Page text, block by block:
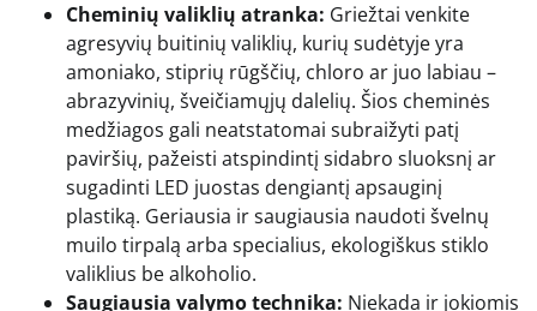
Cheminių valiklių atranka: Griežtai venkite
agresyvių buitinių valiklių, kurių sudėtyje yra
amoniako, stiprių rūgščių, chloro ar juo labiau –
abrazyvinių, šveičiamųjų dalelių. Šios cheminės
medžiagos gali neatstatomai subraižyti patį
paviršių, pažeisti atspindintį sidabro sluoksnį ar
sugadinti LED juostas dengiantį apsauginį
plastiką. Geriausia ir saugiausia naudoti švelnų
muilo tirpalą arba specialius, ekologiškus stiklo
valiklius be alkoholio.
Saugiausia valymo technika: Niekada ir jokiomis